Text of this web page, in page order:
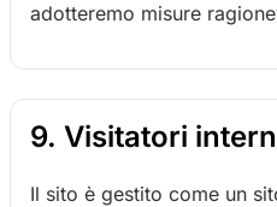
adotteremo misure
9. Visitatori
Il sito è gestito come un